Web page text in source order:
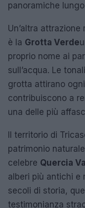
panoramiche
Un’altra
è la Grotta Verde
proprio nome ai
sull’acqua. Le
grotta attirano
contribuiscono a
una delle più
Il territorio di
patrimonio
celebre Quercia
alberi più antichi e
secoli di storia,
testimonianza